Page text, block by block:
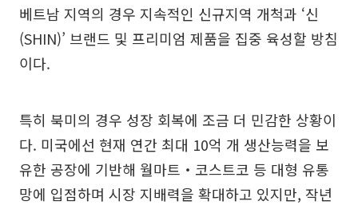
베트남 지역의 경우 지속적인 신규지역 개척과 ‘신
(SHIN)’ 브랜드 및 프리미엄 제품을 집중 육성할 방침
이다.
특히 북미의 경우 성장 회복에 조금 더 민감한 상황이
다. 미국에선 현재 연간 최대 10억 개 생산능력을 보
유한 공장에 기반해 월마트‧코스트코 등 대형 유통
망에 입점하며 시장 지배력을 확대하고 있지만, 작년